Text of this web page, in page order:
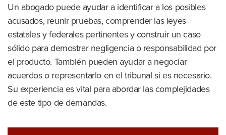
Un abogado puede ayudar a identificar a los posibles
acusados, reunir pruebas, comprender las leyes
estatales y federales pertinentes y construir un caso
sólido para demostrar negligencia o responsabilidad por
el producto. También pueden ayudar a negociar
acuerdos o representarlo en el tribunal si es necesario.
Su experiencia es vital para abordar las complejidades
de este tipo de demandas.